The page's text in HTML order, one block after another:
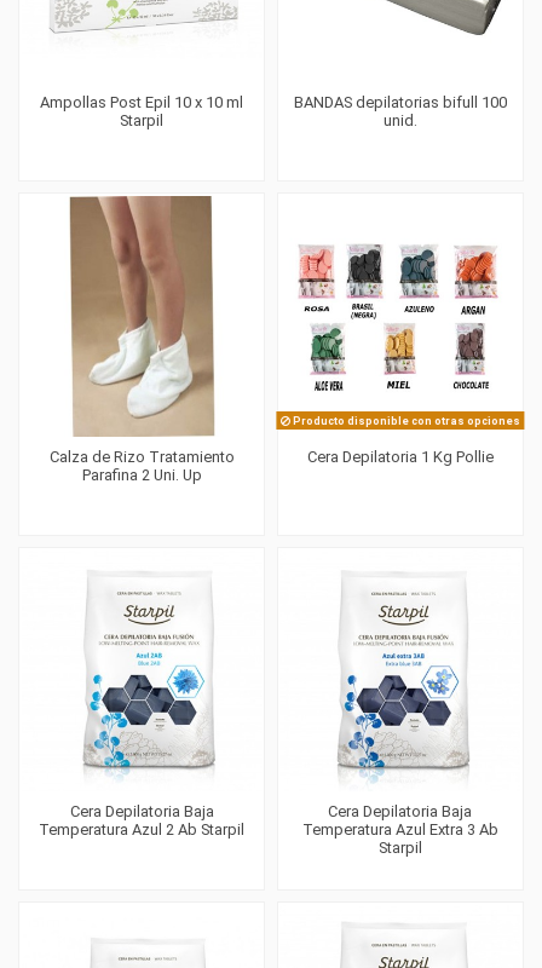
Ampollas Post Epil 10 x 10 ml
Starpil
BANDAS depilatorias bifull 100
unid.
Calza de Rizo Tratamiento
Parafina 2 Uni. Up
Producto disponible con otras opciones
Cera Depilatoria 1 Kg Pollie
Cera Depilatoria Baja
Temperatura Azul 2 Ab Starpil
Cera Depilatoria Baja
Temperatura Azul Extra 3 Ab
Starpil